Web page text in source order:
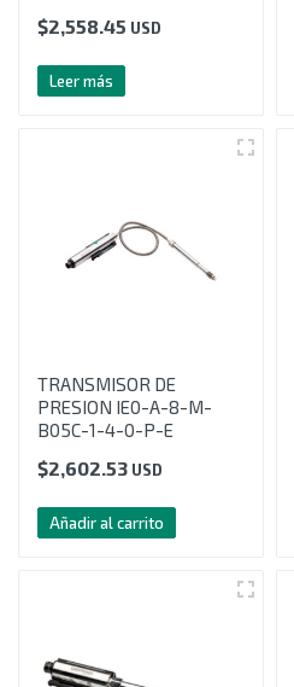
$2,558.45 USD
Leer más
TRANSMISOR DE
PRESION IE0-A-8-M-
B05C-1-4-0-P-E
$2,602.53 USD
Añadir al carrito